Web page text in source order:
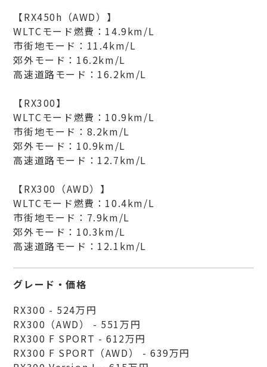
【RX450h（AWD）】
WLTCモード燃費：14.9km/L
市街地モード：11.4km/L
郊外モード：16.2km/L
高速道路モード：16.2km/L
【RX300】
WLTCモード燃費：10.9km/L
市街地モード：8.2km/L
郊外モード：10.9km/L
高速道路モード：12.7km/L
【RX300（AWD）】
WLTCモード燃費：10.4km/L
市街地モード：7.9km/L
郊外モード：10.3km/L
高速道路モード：12.1km/L
グレード・価格
RX300 - 524万円
RX300（AWD） - 551万円
RX300 F SPORT - 612万円
RX300 F SPORT（AWD） - 639万円